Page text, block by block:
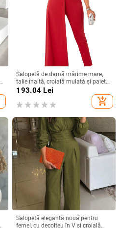
Salopetă de damă mărime mare,
talie înaltă, croială mulată și paiete,
disponibilă
193.04 Lei
add_shopping_cart
Salopetă elegantă nouă pentru
femei, cu decolteu în V și croială